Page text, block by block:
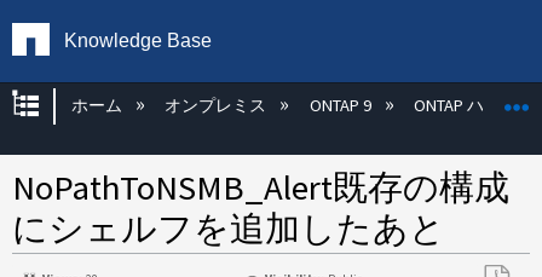
Knowledge Base
グローバル階層を展開/折りたたむ
ホーム オンプレミス ONTAP 9 ONTAP ハード
NoPathToNSMB_Alert既存の構成
にシェルフを追加したあと